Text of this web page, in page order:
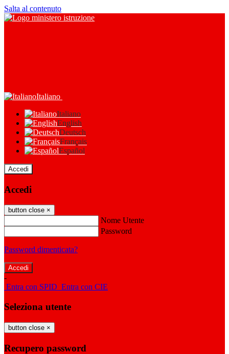
Salta al contenuto
Italiano
Italiano
English
Deutsch
Français
Español
Accedi
Accedi
button close ×
Nome Utente
Password
Password dimenticata?
-
Entra con SPID Entra con CIE
Seleziona utente
button close ×
Recupero password